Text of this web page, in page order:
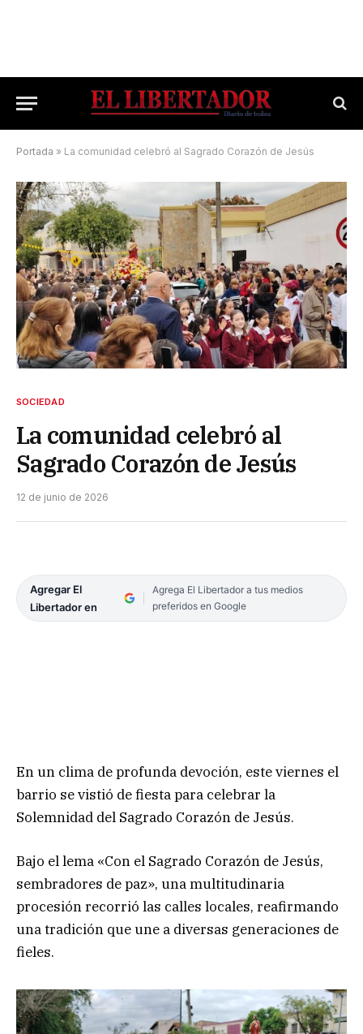
Portada » La comunidad celebró al Sagrado Corazón de Jesús
SOCIEDAD
La comunidad celebró al
Sagrado Corazón de Jesús
12 de junio de 2026
Agregar El
Libertador en
Agrega El Libertador a tus medios
preferidos en Google
En un clima de profunda devoción, este viernes el
barrio se vistió de fiesta para celebrar la
Solemnidad del Sagrado Corazón de Jesús.
Bajo el lema «Con el Sagrado Corazón de Jesús,
sembradores de paz», una multitudinaria
procesión recorrió las calles locales, reafirmando
una tradición que une a diversas generaciones de
fieles.